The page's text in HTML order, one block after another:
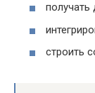
строить